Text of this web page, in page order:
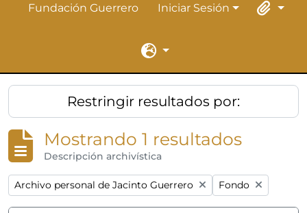
Fundación Guerrero Iniciar Sesión
Iniciar Sesión
Idioma
Restringir resultados por:
Mostrando 1 resultados
Descripción archivística
Remove filter:
Archivo personal de Jacinto Guerrero Remove filter:
Fondo